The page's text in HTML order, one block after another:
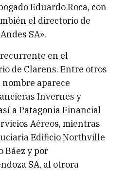
Eduardo Roca, con
el directorio de
SA».
en el
de Clarens. Entre otros
aparece
Invernes y
a Patagonia Financial
Aéreos, mientras
Edificio Northville
Báez y por
SA, al otrora